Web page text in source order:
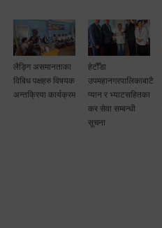
लैङ्गि असमानताका
विबिध पक्षहरु विषयक
अन्तक्रिया कार्यक्रम
हेटौँडा
उपमहानगरपालिकाबाटै
प्यान र भ्याटसहितका
कर सेवा सम्बन्धी
सूचना